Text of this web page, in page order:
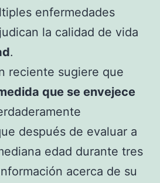
enfermedades
la calidad de vida
.
reciente sugiere que
que se envejece
después de evaluar a
edad durante tres
acerca de su